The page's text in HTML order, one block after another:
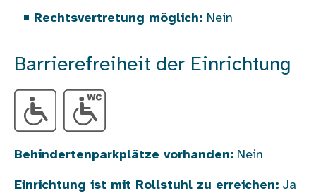
Rechtsvertretung möglich: Nein
Barrierefreiheit der Einrichtung
Behindertenparkplätze vorhanden: Nein
Einrichtung ist mit Rollstuhl zu erreichen: Ja